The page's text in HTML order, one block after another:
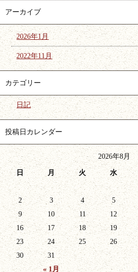
アーカイブ
2026年1月
2022年11月
カテゴリー
日記
投稿日カレンダー
2026年8月
日 月 火 水
« 1月
2
3 4 5
9
10 11 12
16
17 18 19
23
24 25 26
30
31